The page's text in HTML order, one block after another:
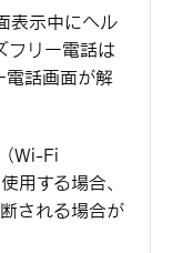
表示中にヘル
フリー電話は
電話画面が解
Wi-Fi
用する場合、
される場合が